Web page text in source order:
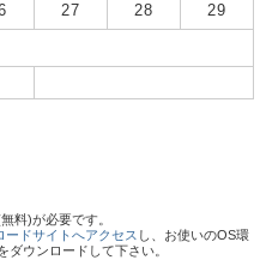
27 28 29
料)が必要です。
ードサイトへアクセス し、お使いのOS環
ダウンロードして下さい。